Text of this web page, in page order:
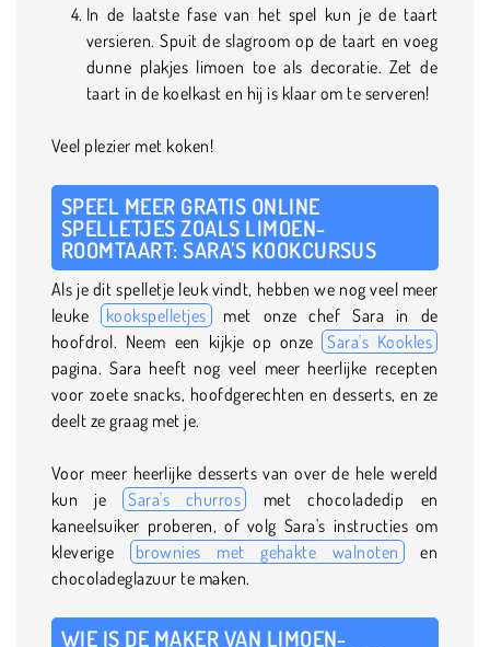
In de laatste fase van het spel kun je de taart
versieren. Spuit de slagroom op de taart en voeg
dunne plakjes limoen toe als decoratie. Zet de
taart in de koelkast en hij is klaar om te serveren!
Veel plezier met koken!
SPEEL MEER GRATIS ONLINE
SPELLETJES ZOALS LIMOEN-
ROOMTAART: SARA’S KOOKCURSUS
Als je dit spelletje leuk vindt, hebben we nog veel meer
leuke
kookspelletjes met onze chef Sara in de
hoofdrol. Neem een kijkje op onze Sara's Kookles
pagina. Sara heeft nog veel meer heerlijke recepten
voor zoete snacks, hoofdgerechten en desserts, en ze
deelt ze graag met je.
Voor meer heerlijke desserts van over de hele wereld
kun je Sara's churros
met chocoladedip en
kaneelsuiker proberen, of volg Sara's instructies om
kleverige
brownies met gehakte walnoten en
chocoladeglazuur te maken.
WIE IS DE MAKER VAN LIMOEN-